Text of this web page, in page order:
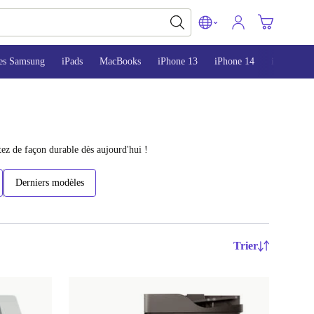
Samsung iPads MacBooks iPhone 13 iPhone 14 iPhone 15
de façon durable dès aujourd'hui !
Derniers modèles
Trier